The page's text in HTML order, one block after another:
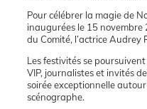
Pour célébrer la magie de
inaugurées le 15
du Comité, l’actrice Audrey
Les festivités se
VIP, journalistes et invités
soirée exceptionnelle
scénographe.